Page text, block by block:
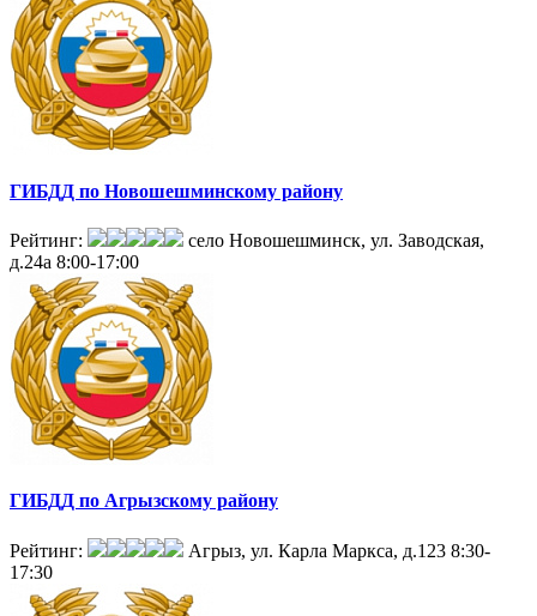
ГИБДД по Новошешминскому району
Рейтинг:
село Новошешминск, ул. Заводская,
д.24а 8:00-17:00
ГИБДД по Агрызскому району
Рейтинг: Агрыз, ул. Карла Маркса, д.123 8:30-
17:30